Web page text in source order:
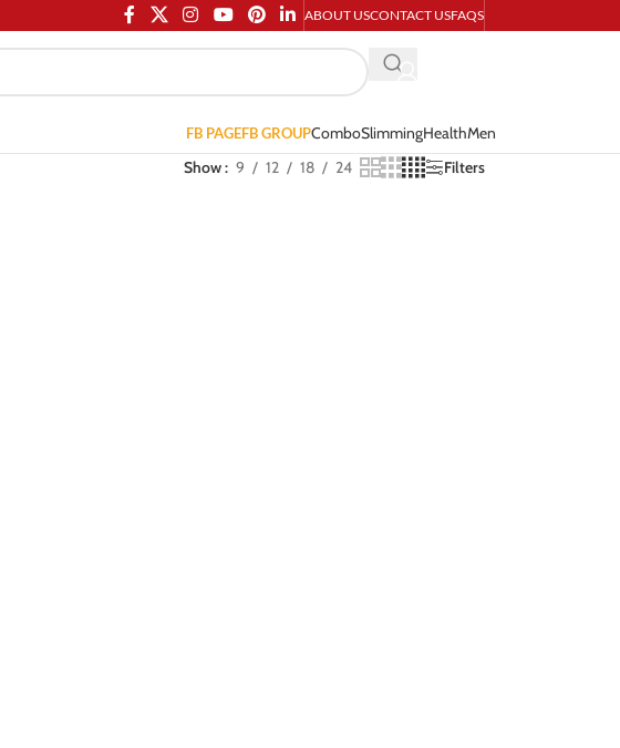
ABOUT USCONTACT USFAQS
FB PAGEFB GROUPComboSlimmingHealthMen
Show 9 12 18 24 Filters